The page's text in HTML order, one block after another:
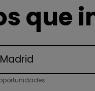
que